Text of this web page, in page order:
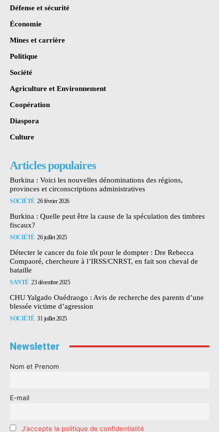
Défense et sécurité
Économie
Mines et carrière
Politique
Société
Agriculture et Environnement
Coopération
Diaspora
Culture
Articles populaires
Burkina : Voici les nouvelles dénominations des régions,
provinces et circonscriptions administratives
SOCIÉTÉ 26 février 2026
Burkina : Quelle peut être la cause de la spéculation des timbres
fiscaux?
SOCIÉTÉ 26 juillet 2025
Détecter le cancer du foie tôt pour le dompter : Dre Rebecca
Compaoré, chercheure à l’IRSS/CNRST, en fait son cheval de
bataille
SANTÉ 23 décembre 2025
CHU Yalgado Ouédraogo : Avis de recherche des parents d’une
blessée victime d’agression
SOCIÉTÉ 31 juillet 2025
Newsletter
Nom et Prenom
E-mail
J'accepte la politique de confidentialité